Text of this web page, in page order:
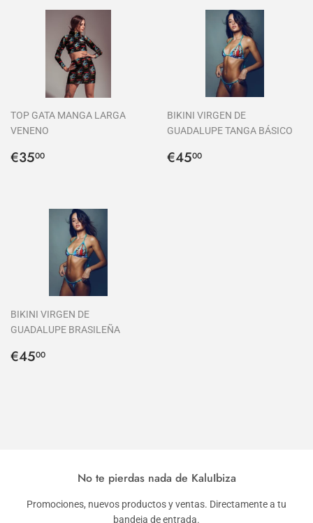
TOP GATA MANGA LARGA
VENENO
Precio
€3500
BIKINI VIRGEN DE
GUADALUPE TANGA BÁSICO
Precio
€4500
BIKINI VIRGEN DE
GUADALUPE BRASILEÑA
Precio
€4500
No te pierdas nada de KaluIbiza
Promociones, nuevos productos y ventas. Directamente a tu
bandeja de entrada.